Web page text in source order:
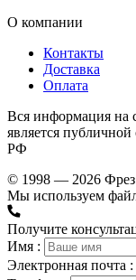
О компании
Контакты
Доставка
Оплата
Вся информация на
является
РФ
© 1998 — 2026
Мы используем
Получите
Имя :
Электронная почта :